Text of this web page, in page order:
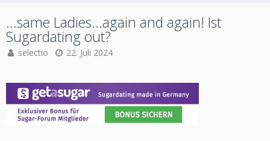
...same Ladies...again and again! Ist
Sugardating out?
selectio 22. Juli 2024